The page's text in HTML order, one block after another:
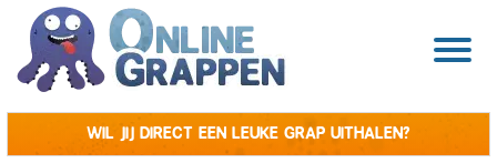
Wil jij direct een leuke grap uithalen?